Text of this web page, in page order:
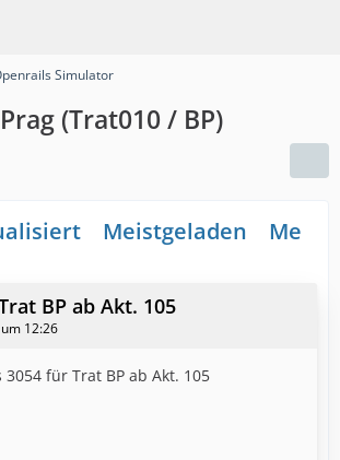
Simulator
(Trat010 / BP)
Meistgeladen
BP ab Akt. 105
12:26
3054 für Trat BP ab Akt. 105